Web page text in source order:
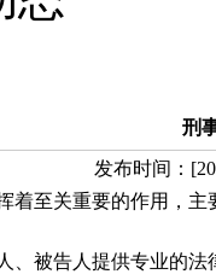
刑
发布时间： [
着至关重要的作用，主
、被告人提供专业的